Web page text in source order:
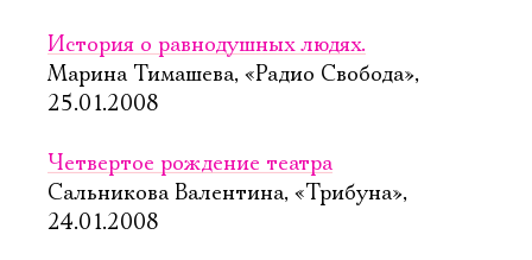
История о равнодушных людях.
Марина Тимашева, «Радио Свобода»,
25.01.2008
Четвертое рождение театра
Сальникова Валентина, «Трибуна»,
24.01.2008